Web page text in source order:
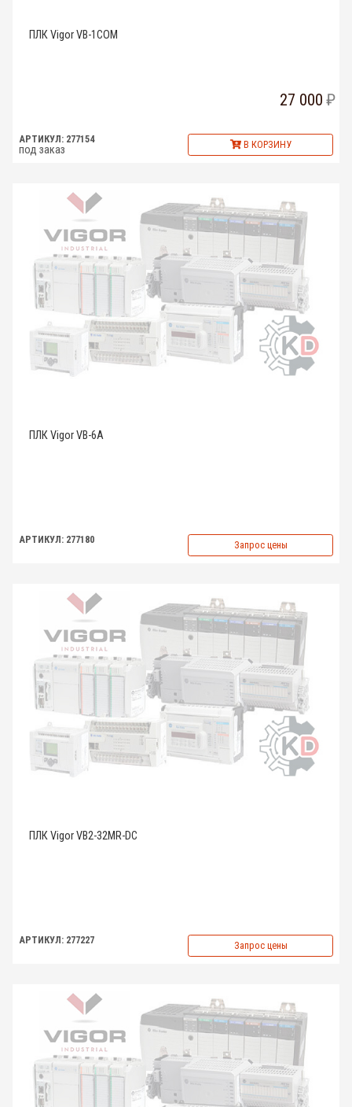
ПЛК Vigor VB-1COM
27 000
АРТИКУЛ: 277154
под заказ В КОРЗИНУ
ПЛК Vigor VB-6A
АРТИКУЛ: 277180 Запрос цены
ПЛК Vigor VB2-32MR-DC
АРТИКУЛ: 277227 Запрос цены